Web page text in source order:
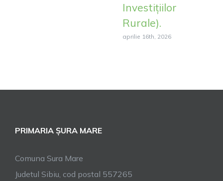
Investițiilor
Rurale).
aprilie 16th, 2026
PRIMARIA ȘURA MARE
Comuna Sura Mare
Judetul Sibiu, cod postal 557265